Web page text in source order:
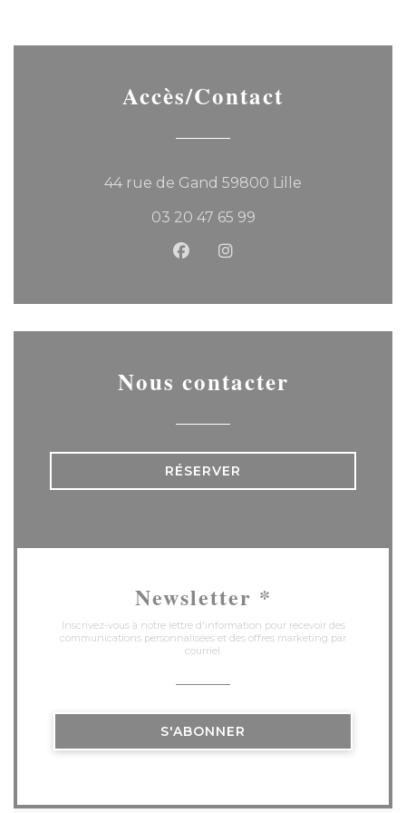
Accès/Contact
44 rue de Gand 59800 Lille
03 20 47 65 99
Facebook ((ouvre une
Instagram ((ouvre
Nous contacter
RÉSERVER
Newsletter *
Inscrivez-vous à notre lettre d'information pour recevoir des
communications personnalisées et des offres marketing par
courriel.
S'ABONNER